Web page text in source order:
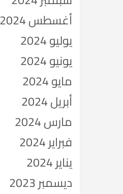
أغسطس 2024
يوليو 2024
يونيو 2024
مايو 2024
أبريل 2024
مارس 2024
فبراير 2024
يناير 2024
ديسمبر 2023